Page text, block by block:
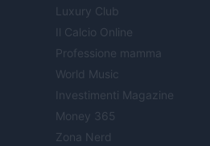
Luxury Club
Il Calcio Online
Professione mamma
World Music
Investimenti Magazine
Money 365
Zona Nerd